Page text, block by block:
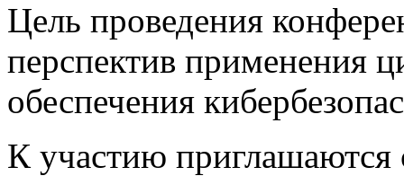
Цель проведения
перспектив применения
обеспечения
К участию приглашаются